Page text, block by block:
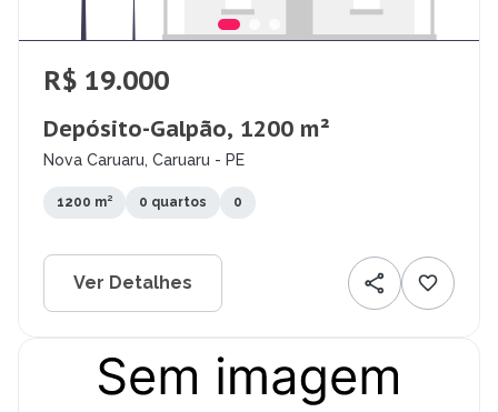
R$ 19.000
Depósito-Galpão, 1200 m²
Nova Caruaru, Caruaru - PE
1200 m² 0 quartos 0
Ver Detalhes